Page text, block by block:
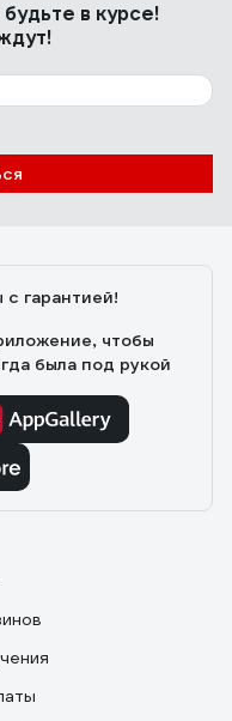
в курсе!
гарантией!
чтобы
была под рукой